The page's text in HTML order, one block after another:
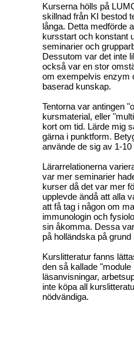
Kurserna hölls på
skillnad från KI bestod
långa. Detta medförde
kursstart och konstant
seminarier och
Dessutom var det inte
också var en stor
om exempelvis enzym
baserad kunskap.
Tentorna var antingen
kursmaterial, eller
kort om tid. Lärde mig
gärna i punktform.
använde de sig av 1-
Lärarrelationerna
var mer seminarier
kurser då det var mer
upplevde ändå att alla
att få tag i någon om
immunologin och
sin åkomma. Dessa
på holländska på
Kurslitteratur fanns
den så kallade
läsanvisningar,
inte köpa all
nödvändiga.